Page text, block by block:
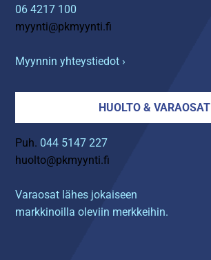
06 4217 100
myynti@pkmyynti.fi
Myynnin yhteystiedot ›
HUOLTO & VARAOSAT
Puh. 044 5147 227
huolto@pkmyynti.fi
Varaosat lähes jokaiseen
markkinoilla oleviin merkkeihin.